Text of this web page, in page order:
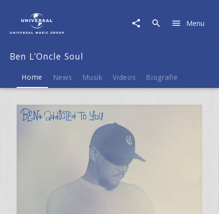
Menu
Ben L’Oncle Soul
Home News Musik Videos Biografie